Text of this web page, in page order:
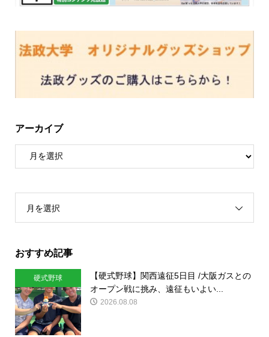
アーカイブ
月を選択
おすすめ記事
硬式野球
【硬式野球】関西遠征5日目 /大阪ガスとの
オープン戦に挑み、遠征もいよい...
2026.08.08